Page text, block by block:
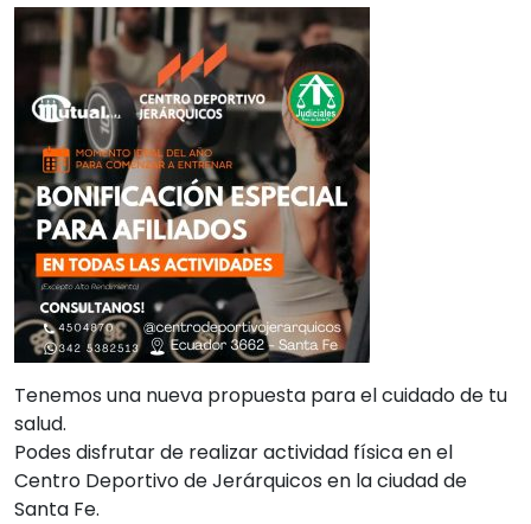
Tenemos una nueva propuesta para el cuidado de tu
salud.
Podes disfrutar de realizar actividad física en el
Centro Deportivo de Jerárquicos en la ciudad de
Santa Fe.